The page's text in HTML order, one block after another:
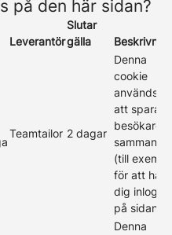
på den här sidan?
Leverantör
Slutar
gälla
Teamtailor 2 dagar
Denna
cookie
används
att spara
besökares
(till
för att hålla
dig
på sidan).
Denna